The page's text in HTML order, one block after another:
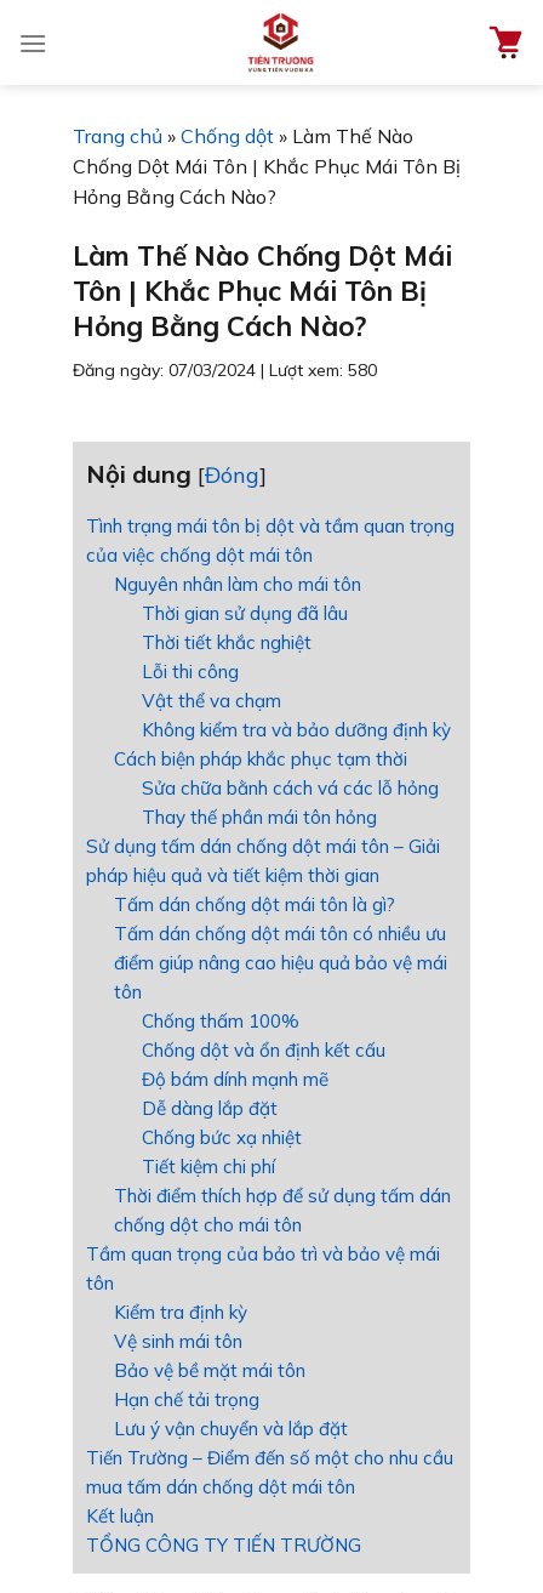
đến
Trang chủ » Chống dột » Làm Thế Nào
Chống Dột Mái Tôn | Khắc Phục Mái Tôn Bị
Hỏng Bằng Cách Nào?
Làm Thế Nào Chống Dột Mái
Tôn | Khắc Phục Mái Tôn Bị
Hỏng Bằng Cách Nào?
Đăng ngày: 07/03/2024 | Lượt xem: 580
Nội dung [Đóng]
Tình trạng mái tôn bị dột và tầm quan trọng
của việc chống dột mái tôn
Nguyên nhân làm cho mái tôn
Thời gian sử dụng đã lâu
Thời tiết khắc nghiệt
Lỗi thi công
Vật thể va chạm
Không kiểm tra và bảo dưỡng định kỳ
Cách biện pháp khắc phục tạm thời
Sửa chữa bằnh cách vá các lỗ hỏng
Thay thế phần mái tôn hỏng
Sử dụng tấm dán chống dột mái tôn – Giải
pháp hiệu quả và tiết kiệm thời gian
Tấm dán chống dột mái tôn là gì?
Tấm dán chống dột mái tôn có nhiều ưu
điểm giúp nâng cao hiệu quả bảo vệ mái
tôn
Chống thấm 100%
Chống dột và ổn định kết cấu
Độ bám dính mạnh mẽ
Dễ dàng lắp đặt
Chống bức xạ nhiệt
Tiết kiệm chi phí
Thời điểm thích hợp để sử dụng tấm dán
chống dột cho mái tôn
Tầm quan trọng của bảo trì và bảo vệ mái
tôn
Kiểm tra định kỳ
Vệ sinh mái tôn
Bảo vệ bề mặt mái tôn
Hạn chế tải trọng
Lưu ý vận chuyển và lắp đặt
Tiến Trường – Điểm đến số một cho nhu cầu
mua tấm dán chống dột mái tôn
Kết luận
TỔNG CÔNG TY TIẾN TRƯỜNG